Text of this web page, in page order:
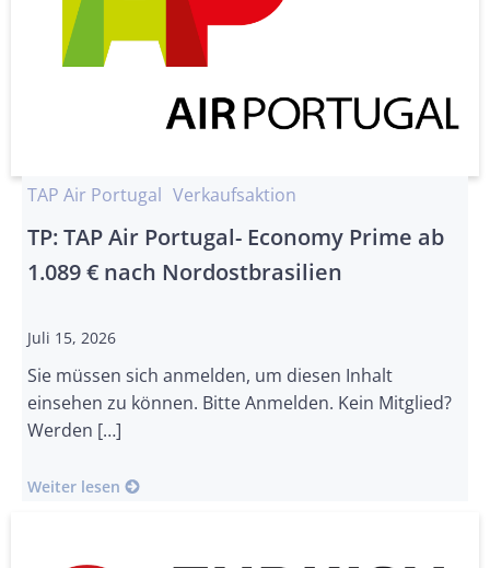
TAP Air Portugal Verkaufsaktion
TP: TAP Air Portugal- Economy Prime ab
1.089 € nach Nordostbrasilien
Juli 15, 2026
Sie müssen sich anmelden, um diesen Inhalt
einsehen zu können. Bitte Anmelden. Kein Mitglied?
Werden […]
Weiter lesen